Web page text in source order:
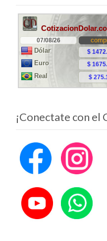
¡Conectate con el